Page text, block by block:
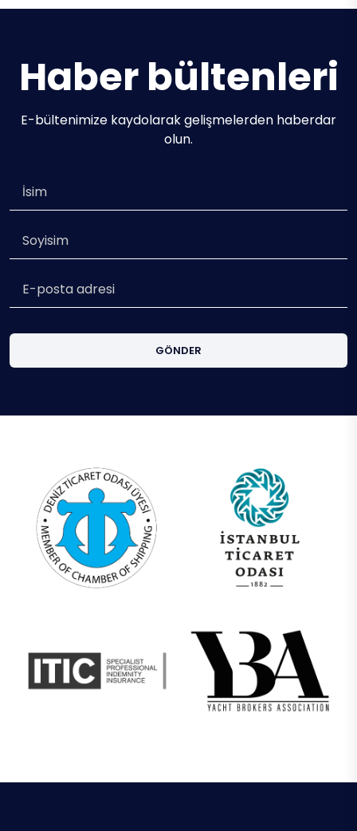
Haber bültenleri
E-bültenimize kaydolarak gelişmelerden haberdar
olun.
GÖNDER